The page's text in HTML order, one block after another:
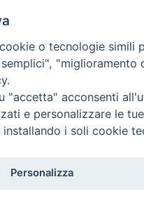
riservati - Vita
o tecnologie simili
"accetta" acconsenti
e personalizzare le
installando i soli cookie
Personalizza